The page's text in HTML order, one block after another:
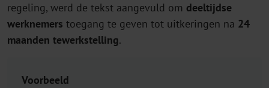
regeling, werd de tekst aangevuld om deeltijdse
werknemers toegang te geven tot uitkeringen na 24
maanden tewerkstelling.
Voorbeeld